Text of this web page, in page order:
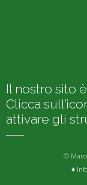
Il nostro sito
Clicca
attivare gli
©
♦